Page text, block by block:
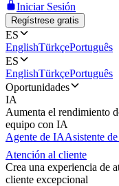
Iniciar Sesión
Regístrese gratis
ES
EnglishTürkçePortuguês
ES
EnglishTürkçePortuguês
Oportunidades
IA
Aumenta el rendimiento
equipo con IA
Agente de IAAsistente
Atención al cliente
Crea una experiencia de
cliente excepcional